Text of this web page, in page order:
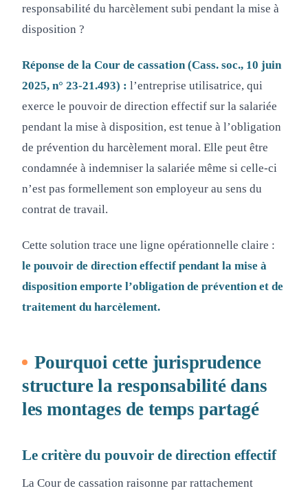
responsabilité du harcèlement subi pendant la mise à
disposition ?
Réponse de la Cour de cassation (Cass. soc., 10 juin
2025, n° 23-21.493) : l’entreprise utilisatrice, qui
exerce le pouvoir de direction effectif sur la salariée
pendant la mise à disposition, est tenue à l’obligation
de prévention du harcèlement moral. Elle peut être
condamnée à indemniser la salariée même si celle-ci
n’est pas formellement son employeur au sens du
contrat de travail.
Cette solution trace une ligne opérationnelle claire :
le pouvoir de direction effectif pendant la mise à
disposition emporte l’obligation de prévention et de
traitement du harcèlement.
Pourquoi cette jurisprudence
structure la responsabilité dans
les montages de temps partagé
Le critère du pouvoir de direction effectif
La Cour de cassation raisonne par rattachement